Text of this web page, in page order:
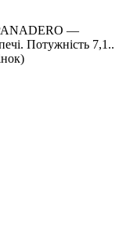
—
Потужність 7,1..